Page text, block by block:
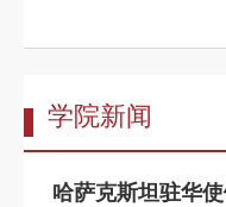
学院新闻
哈萨克斯坦驻华